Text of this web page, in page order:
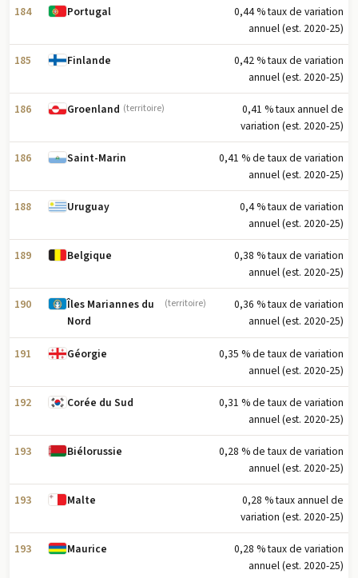
184 Portugal
0,44 % taux de variation
annuel (est. 2020-25)
185 Finlande
0,42 % taux de variation
annuel (est. 2020-25)
186 Groenland (territoire)
0,41 % taux annuel de
variation (est. 2020-25)
186 Saint-Marin
0,41 % de taux de variation
annuel (est. 2020-25)
188 Uruguay
0,4 % taux de variation
annuel (est. 2020-25)
189 Belgique
0,38 % taux de variation
annuel (est. 2020-25)
190
Îles Mariannes du
Nord
(territoire)
0,36 % taux de variation
annuel (est. 2020-25)
191 Géorgie
0,35 % de taux de variation
annuel (est. 2020-25)
192 Corée du Sud
0,31 % de taux de variation
annuel (est. 2020-25)
193 Biélorussie
0,28 % de taux de variation
annuel (est. 2020-25)
193 Malte
0,28 % taux annuel de
variation (est. 2020-25)
193 Maurice
0,28 % taux de variation
annuel (est. 2020-25)